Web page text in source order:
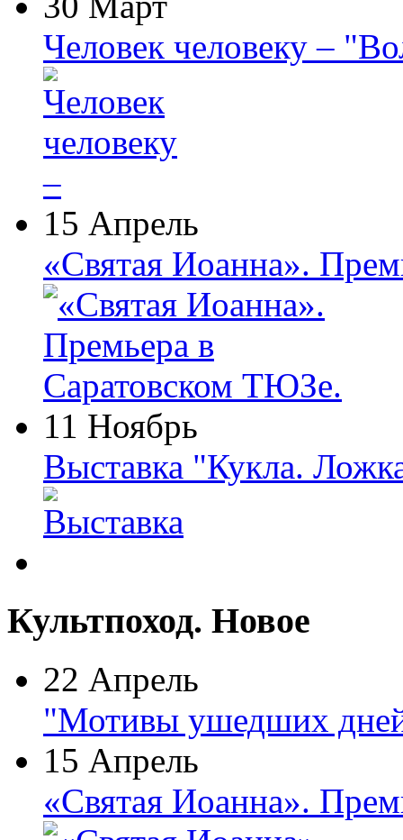
Человек человеку –
15 Апрель
«Святая Иоанна».
11 Ноябрь
Выставка "Кукла.
Культпоход. Новое
22 Апрель
"Мотивы ушедших
15 Апрель
«Святая Иоанна».